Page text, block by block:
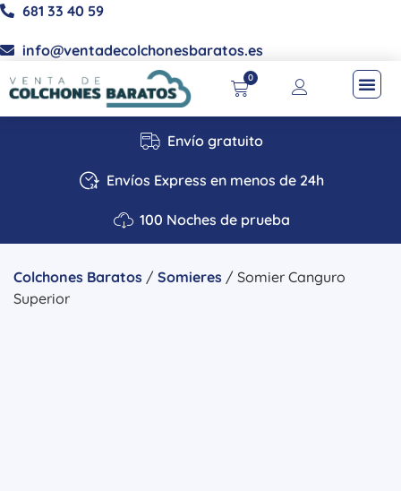
681 33 40 59
info@ventadecolchonesbaratos.es
0
Envío gratuito
Envíos Express en menos de 24h
100 Noches de prueba
Colchones Baratos / Somieres / Somier Canguro
Superior